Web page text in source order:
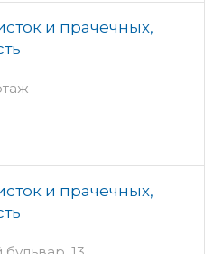
и прачечных,
и прачечных,